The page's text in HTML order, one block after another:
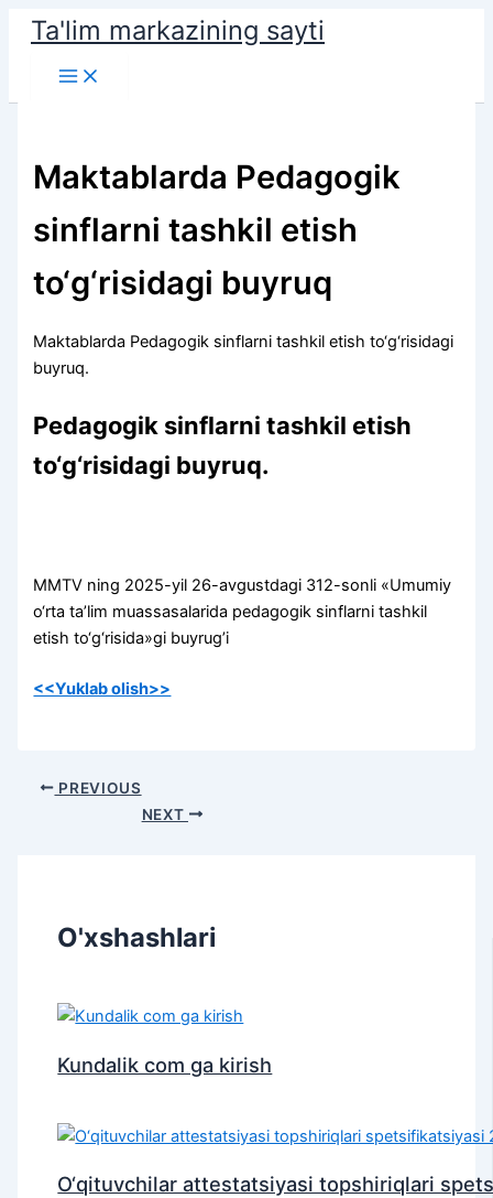
Skip
content
Ta'lim markazining sayti
Main
Menu
Maktablarda Pedagogik
sinflarni tashkil etish
to‘g‘risidagi buyruq
Maktablarda Pedagogik sinflarni tashkil etish to‘g‘risidagi
buyruq.
Pedagogik sinflarni tashkil etish
to‘g‘risidagi buyruq.
MMTV ning 2025-yil 26-avgustdagi 312-sonli «Umumiy
o‘rta ta’lim muassasalarida pedagogik sinflarni tashkil
etish to‘g‘risida»gi buyrug’i
<<Yuklab olish>>
PREVIOUS
NEXT
O'xshashlari
Kundalik com ga kirish
O‘qituvchilar attestatsiyasi topshiriqlari